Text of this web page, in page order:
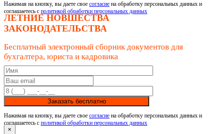
Нажимая на кнопку, вы даете свое согласие на обработку персональных данных и
соглашаетесь с политикой обработки персональных данных
ЛЕТНИЕ НОВШЕСТВА
ЗАКОНОДАТЕЛЬСТВА
Бесплатный электронный сборник документов для
бухгалтера, юриста и кадровика
Заказать бесплатно
Нажимая на кнопку, вы даете свое согласие на обработку персональных данных и
соглашаетесь с политикой обработки персональных данных
×